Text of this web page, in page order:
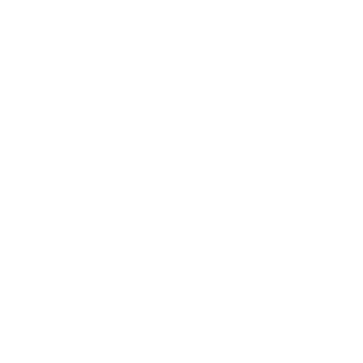
Silvia M.,KFZ Hersteller, Baden Württemberg
Uli E.,Datadruck GmbH